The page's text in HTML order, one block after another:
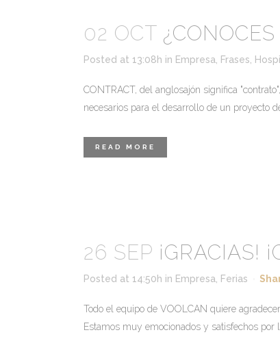
02 OCT
Posted at 13:08h in Empresa Frases
CONTRACT, del anglosajón significa
necesarios para el desarrollo de un proyecto
READ MORE
26 SEP ¡GRACIAS!
Posted at 14:50h in Empresa Ferias
Todo el equipo de VOOLCAN quiere
Estamos muy emocionados y satisfechos por